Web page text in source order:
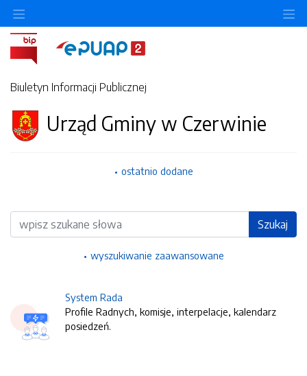
Biuletyn Informacji Publicznej
Urząd Gminy w Czerwinie
ostatnio dodane
Wyszukiwarka Szukaj
wyszukiwanie zaawansowane
System Rada
Profile Radnych, komisje, interpelacje, kalendarz
posiedzeń.